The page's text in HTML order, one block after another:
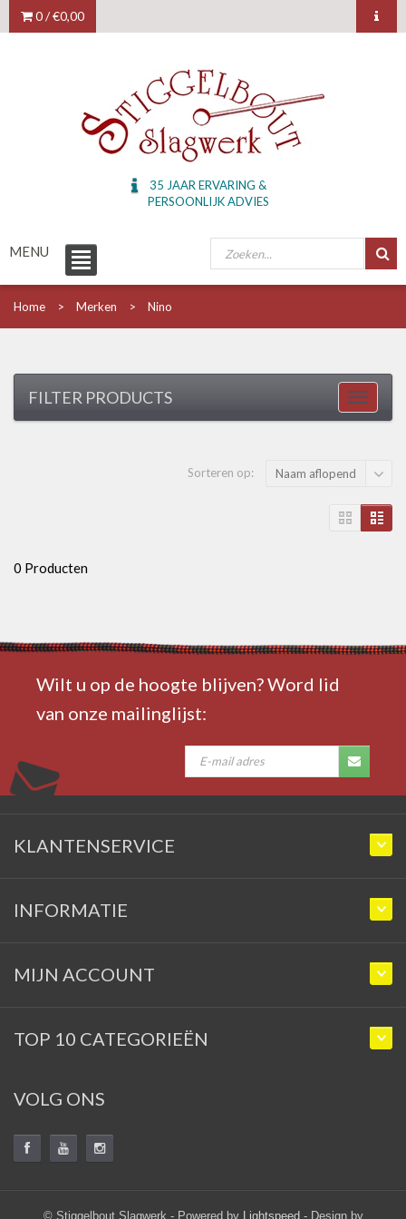
0 /€0,00
35 JAAR ERVARING &
PERSOONLIJK ADVIES
MENU
Home Merken Nino
FILTER PRODUCTS
Sorteren op: Naam aflopend
0 Producten
Wilt u op de hoogte blijven? Word lid
van onze mailinglijst:
KLANTENSERVICE
INFORMATIE
MIJN ACCOUNT
TOP 10 CATEGORIEËN
VOLG ONS
© Stiggelbout Slagwerk - Powered by Lightspeed- Design by